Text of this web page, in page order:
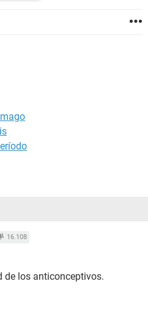
16.108
de los anticonceptivos.